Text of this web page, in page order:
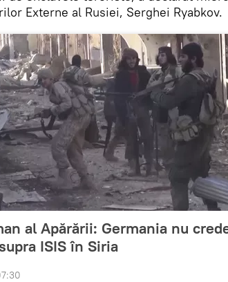
Externe al Rusiei, Serghei Ryabkov.
al Apărării: Germania nu
ISIS în Siria